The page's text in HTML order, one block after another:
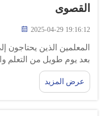
القصوى
2025-04-29 19:16:12
المعلمين الذين يحتاجون
عنها! تم تصميم هذه
الاسترخاء والراحة
عرض المزيد